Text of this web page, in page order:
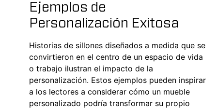
Ejemplos de
Personalización Exitosa
Historias de sillones diseñados a medida que se
convirtieron en el centro de un espacio de vida
o trabajo ilustran el impacto de la
personalización. Estos ejemplos pueden inspirar
a los lectores a considerar cómo un mueble
personalizado podría transformar su propio